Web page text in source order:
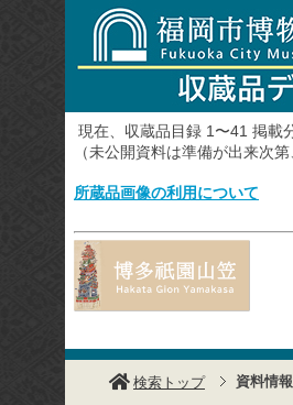
現在、収蔵品目録 1〜41 掲載
（未公開資料は準備が出来次
所蔵品画像の利用について
検索トップ 資料情報